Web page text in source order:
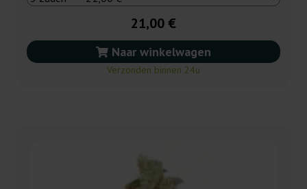
21,00 €
Naar winkelwagen
Verzonden binnen 24u